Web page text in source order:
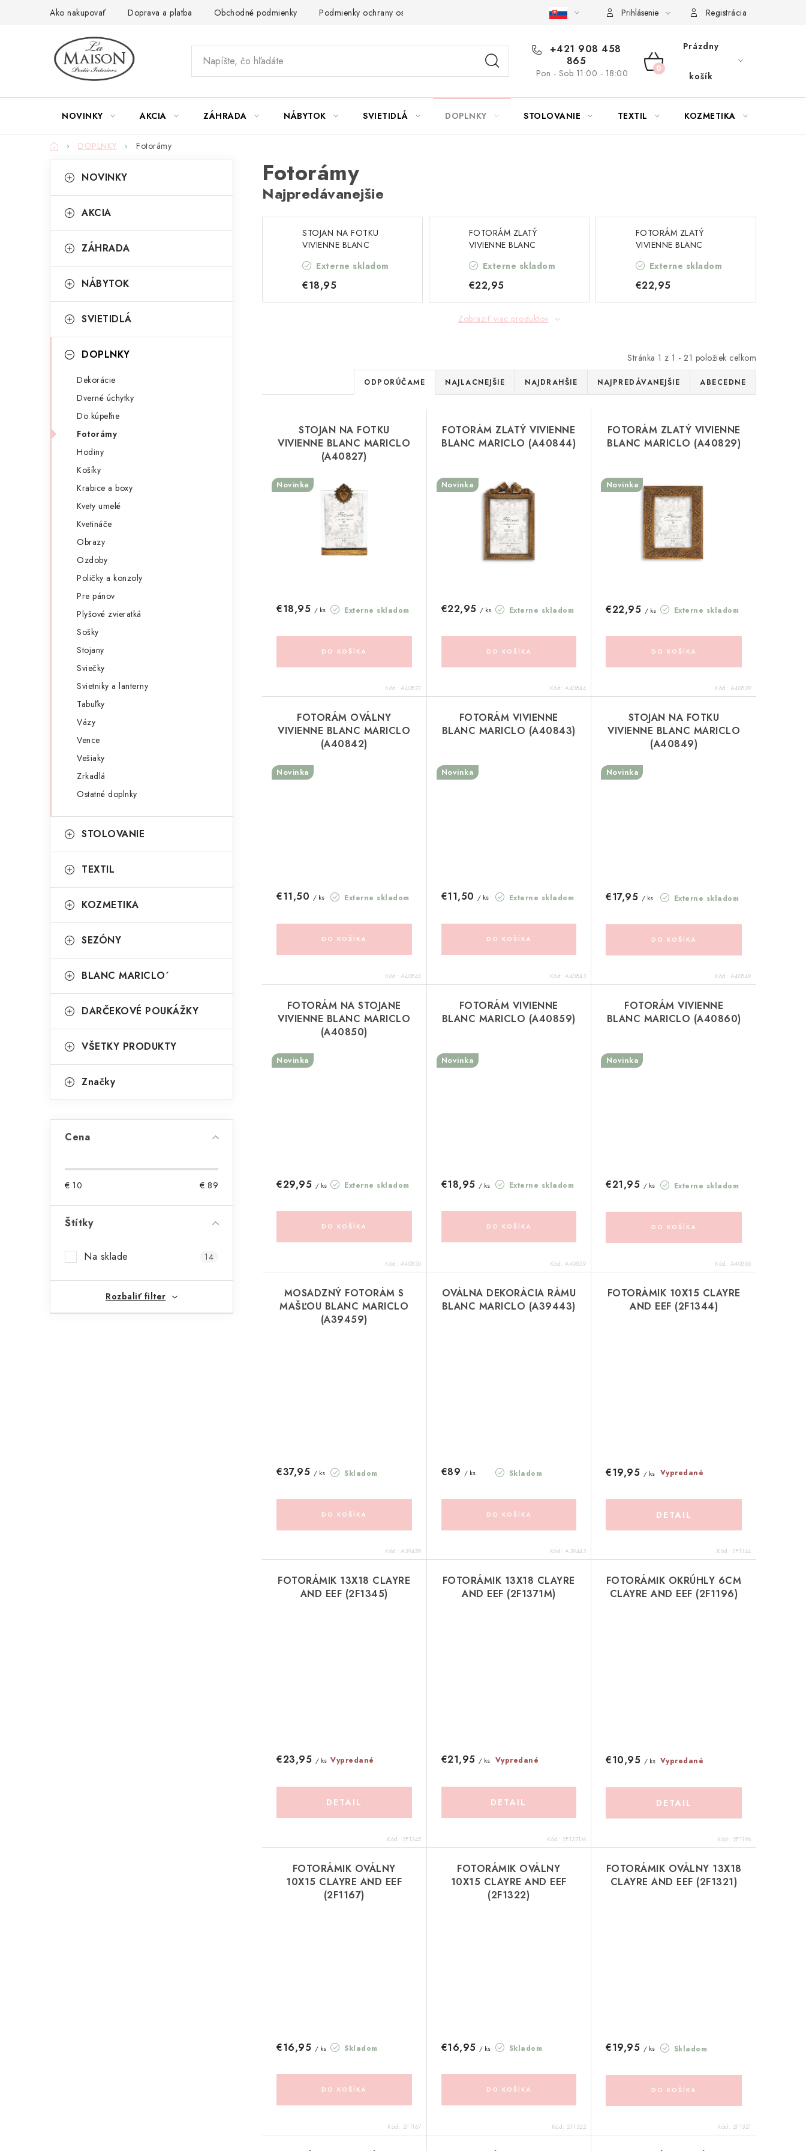
Ako nakupovať Doprava a platba Obchodné podmienky Podmienky ochrany osobných údajov Návod na údržbu nábytku Reklamačný poriadok Pravidlá zliav a akcií
Prihlásenie Registrácia
+421 908 458
865
Pon - Sob 11:00 - 18:00
NÁKUPNÝ
Prázdny
košík
NOVINKY AKCIA ZÁHRADA NÁBYTOK SVIETIDLÁ DOPLNKY STOLOVANIE TEXTIL KOZMETIKA
DomovDOPLNKY Fotorámy
o
n
ý
a
n
kategórie
a
e
ó
i
NOVINKY
AKCIA
ZÁHRADA
NÁBYTOK
SVIETIDLÁ
DOPLNKY
Dekorácie
Dverné úchytky
Do kúpeľne
Fotorámy
Hodiny
Košíky
Krabice a boxy
Kvety umelé
Kvetináče
Obrazy
Ozdoby
Poličky a konzoly
Pre pánov
Plyšové zvieratká
Sošky
Stojany
Sviečky
Svietniky a lanterny
Tabuľky
Vázy
Vence
Vešiaky
Zrkadlá
Ostatné doplnky
STOLOVANIE
TEXTIL
KOZMETIKA
SEZÓNY
BLANC MARICLO´
DARČEKOVÉ POUKÁŽKY
VŠETKY PRODUKTY
Značky
Cena
€ 10 € 89
Štítky
Na sklade 14
Rozbaliť filter
Fotorámy
Najpredávanejšie
STOJAN NA FOTKU
VIVIENNE BLANC
Externe skladom
€18,95
FOTORÁM ZLATÝ
VIVIENNE BLANC
Externe skladom
€22,95
FOTORÁM ZLATÝ
VIVIENNE BLANC
Externe skladom
€22,95
Zobraziť viac produktov
Stránka 1 z 1 - 21 položiek celkom
R
a
d
e
n
i
e
p
r
d
u
k
t
o
v
ODPORÚČAME NAJLACNEJŠIE NAJDRAHŠIE NAJPREDÁVANEJŠIE ABECEDNE
o
STOJAN NA FOTKU
VIVIENNE BLANC MARICLO
(A40827)
Novinka
Externe skladom
€18,95 / ks
DO KOŠÍKA
Kód: A40827
FOTORÁM ZLATÝ VIVIENNE
BLANC MARICLO (A40844)
Novinka
Externe skladom
€22,95 / ks
DO KOŠÍKA
Kód:A40844
FOTORÁM ZLATÝ VIVIENNE
BLANC MARICLO (A40829)
Novinka
Externe skladom
€22,95 / ks
DO KOŠÍKA
Kód: A40829
FOTORÁM OVÁLNY
VIVIENNE BLANC MARICLO
(A40842)
Novinka
Externe skladom
€11,50 / ks
DO KOŠÍKA
Kód: A40842
FOTORÁM VIVIENNE
BLANC MARICLO (A40843)
Novinka
Externe skladom
€11,50 / ks
DO KOŠÍKA
Kód:A40843
STOJAN NA FOTKU
VIVIENNE BLANC MARICLO
(A40849)
Novinka
Externe skladom
€17,95 / ks
DO KOŠÍKA
Kód: A40849
FOTORÁM NA STOJANE
VIVIENNE BLANC MARICLO
(A40850)
Novinka
Externe skladom
€29,95 / ks
DO KOŠÍKA
Kód: A40850
FOTORÁM VIVIENNE
BLANC MARICLO (A40859)
Novinka
Externe skladom
€18,95 / ks
DO KOŠÍKA
Kód:A40859
FOTORÁM VIVIENNE
BLANC MARICLO (A40860)
Novinka
Externe skladom
€21,95 / ks
DO KOŠÍKA
Kód: A40860
MOSADZNÝ FOTORÁM S
MAŠĽOU BLANC MARICLO
(A39459)
Skladom
€37,95 / ks
DO KOŠÍKA
Kód: A39459
OVÁLNA DEKORÁCIA RÁMU
BLANC MARICLO (A39443)
Skladom
€89 / ks
DO KOŠÍKA
Kód:A39443
FOTORÁMIK 10X15 CLAYRE
AND EEF (2F1344)
Vypredané
€19,95 / ks
DETAIL
Kód: 2F1344
FOTORÁMIK 13X18 CLAYRE
AND EEF (2F1345)
Vypredané
€23,95 / ks
DETAIL
Kód: 2F1345
FOTORÁMIK 13X18 CLAYRE
AND EEF (2F1371M)
Vypredané
€21,95 / ks
DETAIL
Kód: 2F1371M
FOTORÁMIK OKRÚHLY 6CM
CLAYRE AND EEF (2F1196)
Vypredané
€10,95 / ks
DETAIL
Kód: 2F1196
FOTORÁMIK OVÁLNY
10X15 CLAYRE AND EEF
(2F1167)
Skladom
€16,95 / ks
DO KOŠÍKA
Kód: 2F1167
FOTORÁMIK OVÁLNY
10X15 CLAYRE AND EEF
(2F1322)
Skladom
€16,95 / ks
DO KOŠÍKA
Kód: 2F1322
FOTORÁMIK OVÁLNY 13X18
CLAYRE AND EEF (2F1321)
Skladom
€19,95 / ks
DO KOŠÍKA
Kód: 2F1321